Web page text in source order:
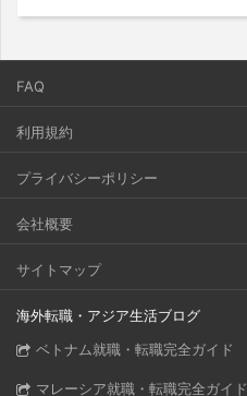
FAQ
利用規約
プライバシーポリシー
会社概要
サイトマップ
海外転職・アジア生活ブログ
ベトナム就職・転職完全ガイド
マレーシア就職・転職完全ガイド